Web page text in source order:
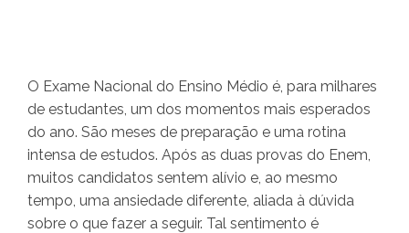
O Exame Nacional do Ensino Médio é, para milhares
de estudantes, um dos momentos mais esperados
do ano. São meses de preparação e uma rotina
intensa de estudos. Após as duas provas do Enem,
muitos candidatos sentem alívio e, ao mesmo
tempo, uma ansiedade diferente, aliada à dúvida
sobre o que fazer a seguir. Tal sentimento é